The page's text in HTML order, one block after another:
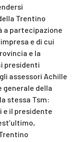
Trentino
a partecipazione
e di cui
e la
presidenti
assessori Achille
generale della
stessa Tsm:
e il presidente